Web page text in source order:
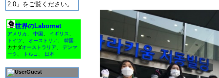
2.0」をご覧ください。
世界のLabornet
アメリカ 中国 イギリス
ドイツ
オーストリア 韓国
カナダオーストラリア
デンマ
ーク
トルコ 日本
Guest